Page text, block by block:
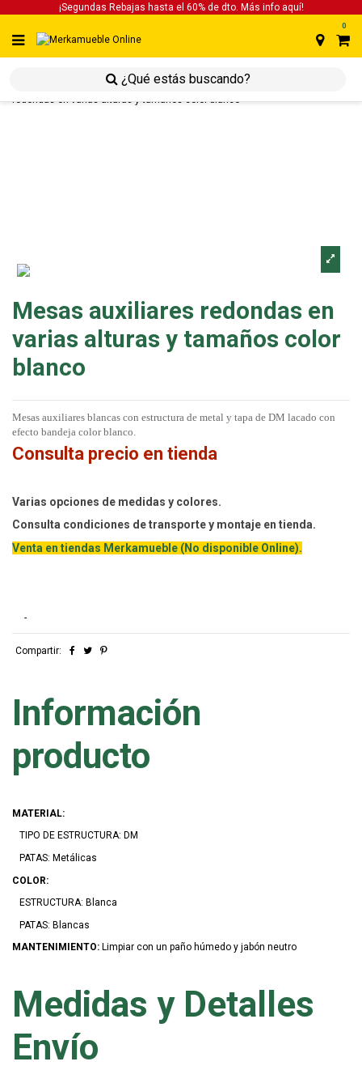
¡Segundas Rebajas hasta el 60% de dto. Más info aquí!
0
estancias estancias mesas
mesas auxiliares
redondas en varias alturas y tamaños color blanco
Mesas auxiliares redondas en
varias alturas y tamaños color
blanco
Mesas auxiliares blancas con estructura de metal y tapa de DM lacado con
efecto bandeja color blanco.
Consulta precio en tienda
Varias opciones de medidas y colores.
Consulta condiciones de transporte y montaje en tienda.
Venta en tiendas Merkamueble (No disponible Online).
-
Compartir:
Información
producto
MATERIAL:
TIPO DE ESTRUCTURA: DM
PATAS: Metálicas
COLOR:
ESTRUCTURA: Blanca
PATAS: Blancas
MANTENIMIENTO: Limpiar con un paño húmedo y jabón neutro
Medidas y Detalles
Envío